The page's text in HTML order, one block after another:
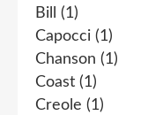
Bill
(1)
Capocci (1)
Chanson (1)
Coast (1)
Creole (1)